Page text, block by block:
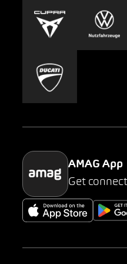
Europcar
Carsharing
Mobility-as-a-Service
Parking
Presse
AMAG App
Get